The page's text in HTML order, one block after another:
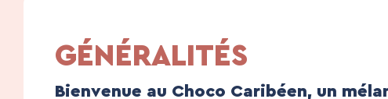
GÉNÉRALITÉS
Bienvenue au Choco Caribéen, un